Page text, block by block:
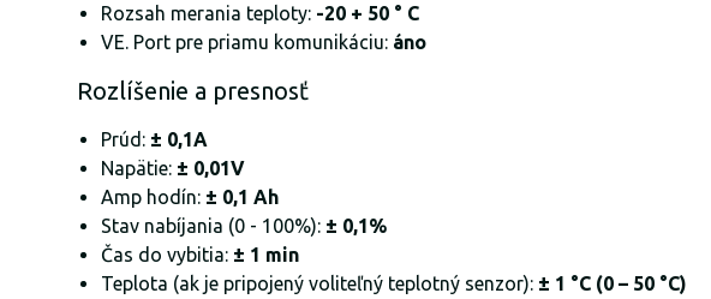
Rozsah merania teploty: -20 + 50 ° C
VE. Port pre priamu komunikáciu: áno
Rozlíšenie a presnosť
Prúd: ± 0,1A
Napätie: ± 0,01V
Amp hodín: ± 0,1 Ah
Stav nabíjania (0 - 100%): ± 0,1%
Čas do vybitia: ± 1 min
Teplota (ak je pripojený voliteľný teplotný senzor): ± 1 °C (0 – 50 °C)